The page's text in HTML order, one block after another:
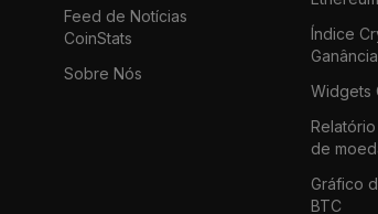
Feed de Notícias
CoinStats
Sobre Nós
Índice
Ganância
Widgets
de
Gráfico
BTC